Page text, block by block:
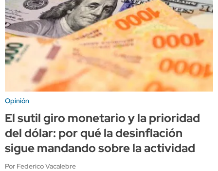
Opinión
El sutil giro monetario y la prioridad
del dólar: por qué la desinflación
sigue mandando sobre la actividad
Por Federico Vacalebre